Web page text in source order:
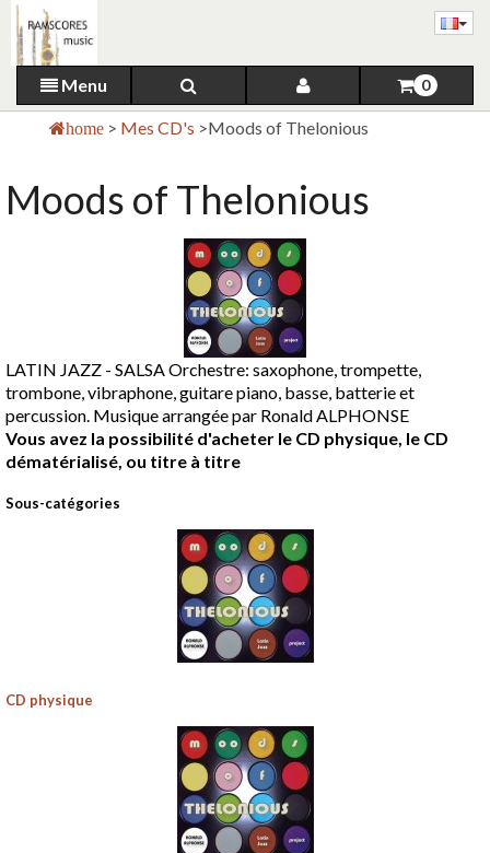
Menu 0
home > Mes CD's >Moods of Thelonious
Moods of Thelonious
LATIN JAZZ - SALSA Orchestre: saxophone, trompette,
trombone, vibraphone, guitare piano, basse, batterie et
percussion. Musique arrangée par Ronald ALPHONSE
Vous avez la possibilité d'acheter le CD physique, le CD
dématérialisé, ou titre à titre
Sous-catégories
CD physique